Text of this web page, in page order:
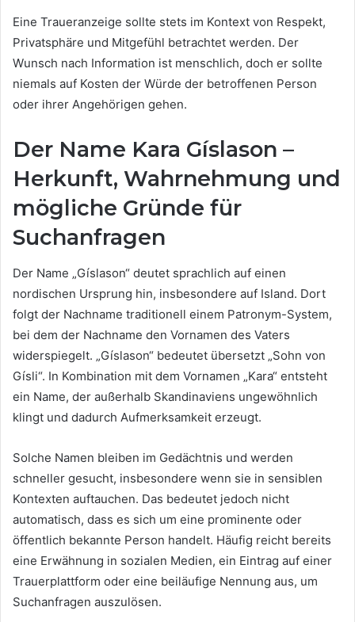
Eine Traueranzeige sollte stets im Kontext von Respekt,
Privatsphäre und Mitgefühl betrachtet werden. Der
Wunsch nach Information ist menschlich, doch er sollte
niemals auf Kosten der Würde der betroffenen Person
oder ihrer Angehörigen gehen.
Der Name Kara Gíslason –
Herkunft, Wahrnehmung und
mögliche Gründe für
Suchanfragen
Der Name „Gíslason“ deutet sprachlich auf einen
nordischen Ursprung hin, insbesondere auf Island. Dort
folgt der Nachname traditionell einem Patronym-System,
bei dem der Nachname den Vornamen des Vaters
widerspiegelt. „Gíslason“ bedeutet übersetzt „Sohn von
Gísli“. In Kombination mit dem Vornamen „Kara“ entsteht
ein Name, der außerhalb Skandinaviens ungewöhnlich
klingt und dadurch Aufmerksamkeit erzeugt.
Solche Namen bleiben im Gedächtnis und werden
schneller gesucht, insbesondere wenn sie in sensiblen
Kontexten auftauchen. Das bedeutet jedoch nicht
automatisch, dass es sich um eine prominente oder
öffentlich bekannte Person handelt. Häufig reicht bereits
eine Erwähnung in sozialen Medien, ein Eintrag auf einer
Trauerplattform oder eine beiläufige Nennung aus, um
Suchanfragen auszulösen.